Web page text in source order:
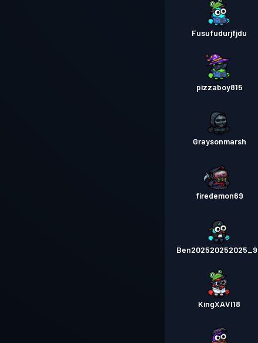
Fusufudurjfjdu
pizzaboy815
Graysonmarsh
firedemon69
KingXAVI18